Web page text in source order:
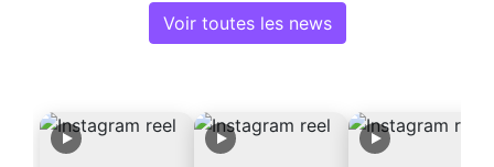
Voir toutes les news